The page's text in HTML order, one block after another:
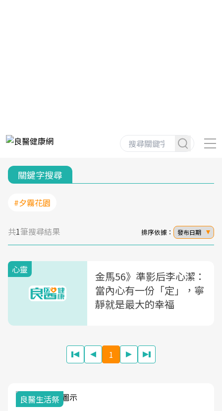
關鍵字搜尋
#夕霧花園
共1筆搜尋結果 排序依據： 發布日期
心靈
金馬56》準影后李心潔：
當內心有一份「定」，寧
靜就是最大的幸福
1
良醫生活祭